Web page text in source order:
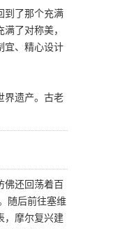
到了那个充满
了对称美，
宜、精心设计
界遗产。古老
佛还回荡着百
随后前往塞维
，摩尔复兴建